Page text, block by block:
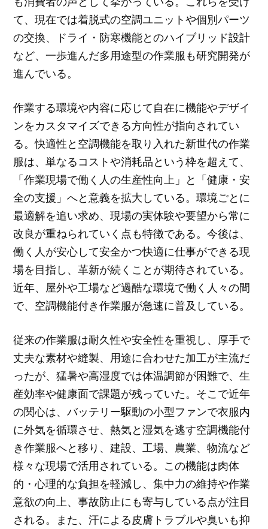
て、現在では着脱式の空調ユニットや個別パーツ
の交換、ドライ・防寒機能とのハイブリッド設計
など、一歩進んだ多用途型の作業服も研究開発が
進んでいる。
作業する環境や内容に応じて自在に機能やデザイ
ンをカスタマイズできる方向性が指向されてい
る。快適性と空調機能を取り入れた新世代の作業
服は、単なるコストや消耗品という枠を超えて、
「作業現場で働く人の生産性向上」と「健康・安
全の支援」へと意義を拡大している。環境ごとに
最適解を追い求め、現場の実体験や要望から常に
改良が重ねられていく点も特徴である。今後は、
働く人が安心して安全かつ快適に仕事ができる現
場を目指し、革新が続くことが期待されている。
近年、屋外や工場など過酷な環境で働く人々の間
で、空調機能付き作業服が急速に普及している。
従来の作業服は耐久性や安全性を重視し、厚手で
丈夫な素材や縫製、用途に合わせた加工が主流だ
ったが、猛暑や高湿度では体温調節が困難で、生
産効率や健康面で課題が残っていた。そこで近年
の関心は、バッテリー駆動の小型ファンで衣服内
に外気を循環させ、熱気と湿気を逃す空調機能付
き作業服へと移り、建設、工場、農業、物流など
様々な現場で活用されている。この機能は肉体
的・心理的な負担を軽減し、集中力の維持や作業
意欲の向上、事故防止にも寄与している点が注目
される。また、汗による皮膚トラブルや臭いも抑